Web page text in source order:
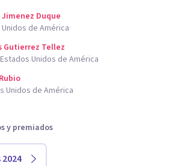
Duque
de América
Gutierrez Tellez
Unidos de América
Unidos de América
y premiados